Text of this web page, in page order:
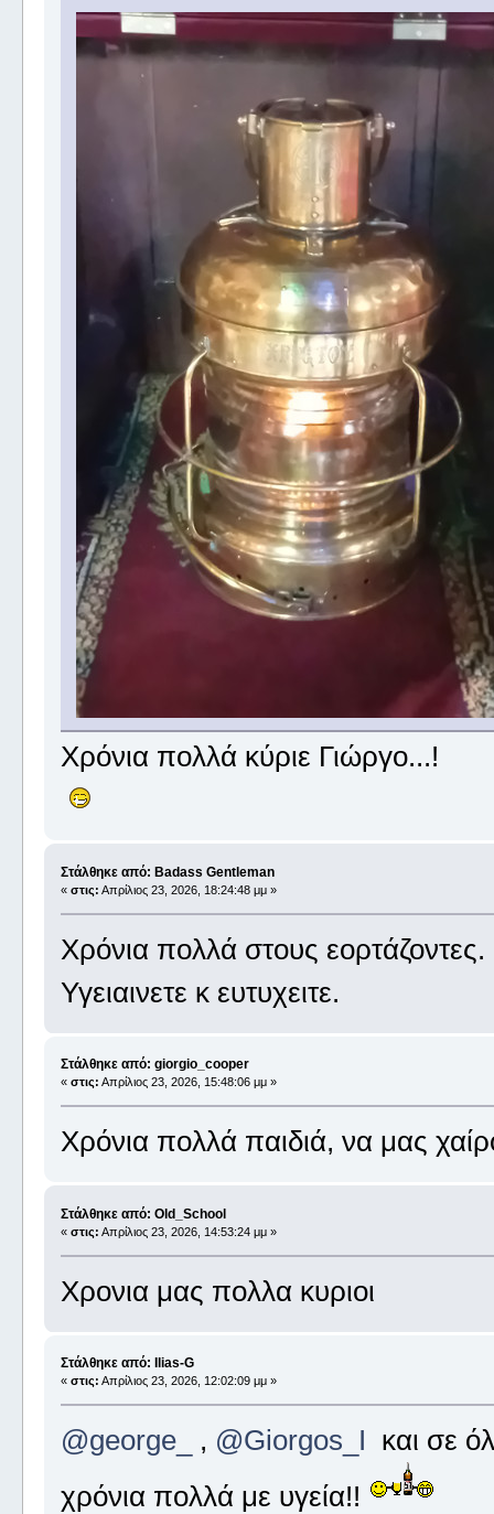
Χρόνια πολλά κύριε Γιώργο...!
Στάλθηκε από: Badass Gentleman
« στις: Απρίλιος 23, 2026, 18:24:48 μμ »
Χρόνια πολλά στους εορτάζοντες.
Υγειαινετε κ ευτυχειτε.
Στάλθηκε από: giorgio_cooper
« στις: Απρίλιος 23, 2026, 15:48:06 μμ »
Χρόνια πολλά παιδιά, να μας
Στάλθηκε από: Old_School
« στις: Απρίλιος 23, 2026, 14:53:24 μμ »
Χρονια μας πολλα κυριοι
Στάλθηκε από: Ilias-G
« στις: Απρίλιος 23, 2026, 12:02:09 μμ »
@george_ , @Giorgos_I και σε
χρόνια πολλά με υγεία!!